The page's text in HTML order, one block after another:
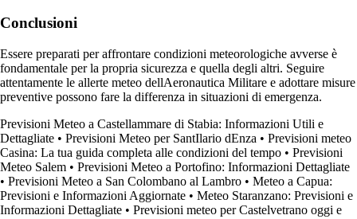
Conclusioni
Essere preparati per affrontare condizioni meteorologiche avverse è
fondamentale per la propria sicurezza e quella degli altri. Seguire
attentamente le allerte meteo dellAeronautica Militare e adottare misure
preventive possono fare la differenza in situazioni di emergenza.
Previsioni Meteo a Castellammare di Stabia: Informazioni Utili e
Dettagliate • Previsioni Meteo per SantIlario dEnza • Previsioni meteo
Casina: La tua guida completa alle condizioni del tempo • Previsioni
Meteo Salem • Previsioni Meteo a Portofino: Informazioni Dettagliate
• Previsioni Meteo a San Colombano al Lambro • Meteo a Capua:
Previsioni e Informazioni Aggiornate • Meteo Staranzano: Previsioni e
Informazioni Dettagliate • Previsioni meteo per Castelvetrano oggi e